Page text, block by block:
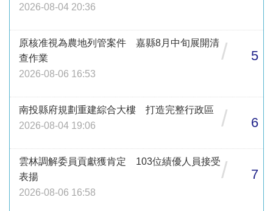
2026-08-04 20:36
原核准視為農地列管案件 嘉縣8月中旬展開清
查作業
2026-08-06 16:53
/ 5
南投縣府規劃重建綜合大樓 打造完整行政區
2026-08-04 19:06
/ 6
雲林調解委員貢獻獲肯定 103位績優人員接受
表揚
2026-08-06 16:58
/ 7